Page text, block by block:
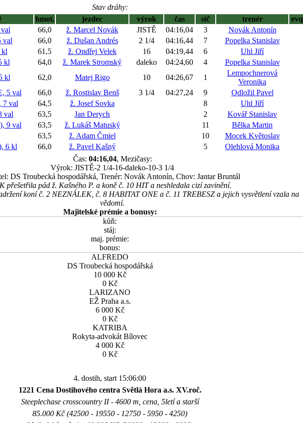
Stav dráhy:
hmot. jezdec výrok čas stč trenér
evq
66,0 ž. Marcel Novák JISTĚ 04:16,04 3
Novák Antonín
val
66,0 ž. Dušan Andrés 2 1/4 04:16,44 7
Popelka Stanislav
61,5 ž. Ondřej Velek 16 04:19,44 6
Uhl Jiří
kl
64,0 ž. Marek Stromský daleko 04:24,60 4
Popelka Stanislav
kl
62,0 Matej Rigo 10 04:26,67 1
Lempochnerová
Veronika
5 val
66,0 ž. Rostislav Benš 3 1/4 04:27,24 9
Odložil Pavel
val
64,5 ž. Josef Sovka 8
Uhl Jiří
val
63,5 Jan Derych 2
Kovář Stanislav
9 val
63,5 ž. Lukáš Matuský 11
Bělka Martin
63,5
ž. Adam Čmiel 10
Mocek Květoslav
6 kl
66,0 ž. Pavel Kašný 5
Olehlová Monika
Čas: 04:16,04, Mezičasy:
Výrok: JISTĚ-2 1/4-16-daleko-10-3 1/4
DS Troubecká hospodářská, Trenér: Novák Antonín, Chov: Jantar Bruntál
přešetřila pád ž. Kašného P. a koně č. 10 HIT a neshledala cizí zavinění.
koní č. 2 NEZNÁLEK, č. 8 HABITAT ONE a č. 11 TREBESZ a jejich vysvětlení vzala na
vědomí.
Majitelské prémie a bonusy:
kůň:
stáj:
maj. prémie:
bonus:
ALFREDO
DS Troubecká hospodářská
10 000 Kč
0 Kč
LARIZANO
EŽ Praha a.s.
6 000 Kč
0 Kč
KATRIBA
Rokyta-advokát Bílovec
4 000 Kč
0 Kč
4. dostih, start 15:06:00
1221 Cena Dostihového centra Světlá Hora a.s. XV.roč.
Steeplechase crosscountry II - 4600 m, cena, 5letí a starší
85.000 Kč (42500 - 19550 - 12750 - 5950 - 4250)